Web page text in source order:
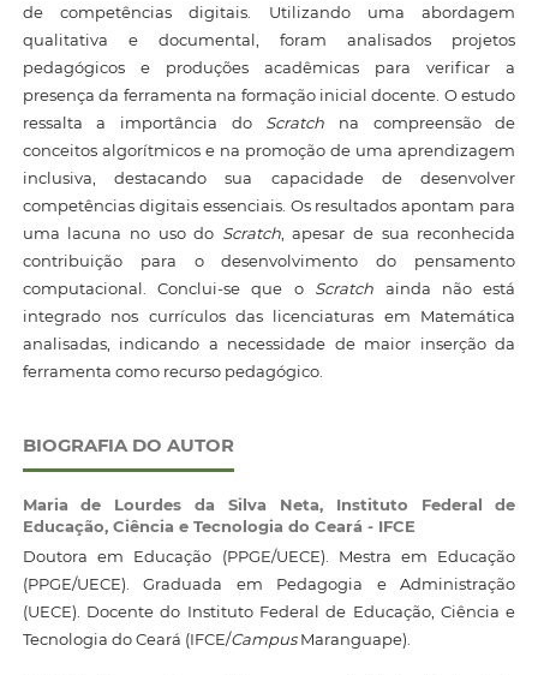
de competências digitais. Utilizando uma abordagem
qualitativa e documental, foram analisados projetos
pedagógicos e produções acadêmicas para verificar a
presença da ferramenta na formação inicial docente. O estudo
ressalta a importância do Scratch na compreensão de
conceitos algorítmicos e na promoção de uma aprendizagem
inclusiva, destacando sua capacidade de desenvolver
competências digitais essenciais. Os resultados apontam para
uma lacuna no uso do Scratch, apesar de sua reconhecida
contribuição para o desenvolvimento do pensamento
computacional. Conclui-se que o Scratch ainda não está
integrado nos currículos das licenciaturas em Matemática
analisadas, indicando a necessidade de maior inserção da
ferramenta como recurso pedagógico.
BIOGRAFIA DO AUTOR
Maria de Lourdes da Silva Neta, Instituto Federal de
Educação, Ciência e Tecnologia do Ceará - IFCE
Doutora em Educação (PPGE/UECE). Mestra em Educação
(PPGE/UECE). Graduada em Pedagogia e Administração
(UECE). Docente do Instituto Federal de Educação, Ciência e
Tecnologia do Ceará (IFCE/CampusMaranguape).